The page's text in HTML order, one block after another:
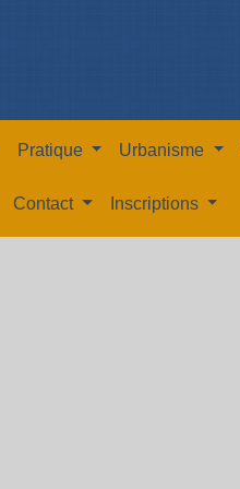
Pratique Urbanisme
Contact Inscriptions